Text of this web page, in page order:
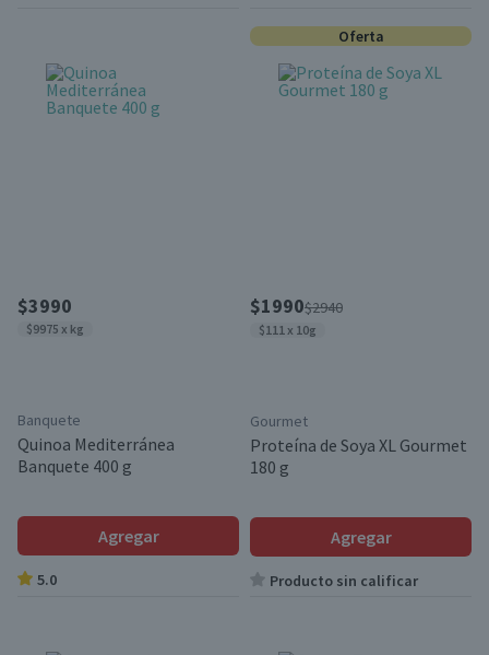
$3990
$9975 x kg
Banquete
Quinoa Mediterránea
Banquete 400 g
Agregar
5.0
Oferta
$1990$2940
$111 x 10g
Gourmet
Proteína de Soya XL Gourmet
180 g
Agregar
Producto sin calificar